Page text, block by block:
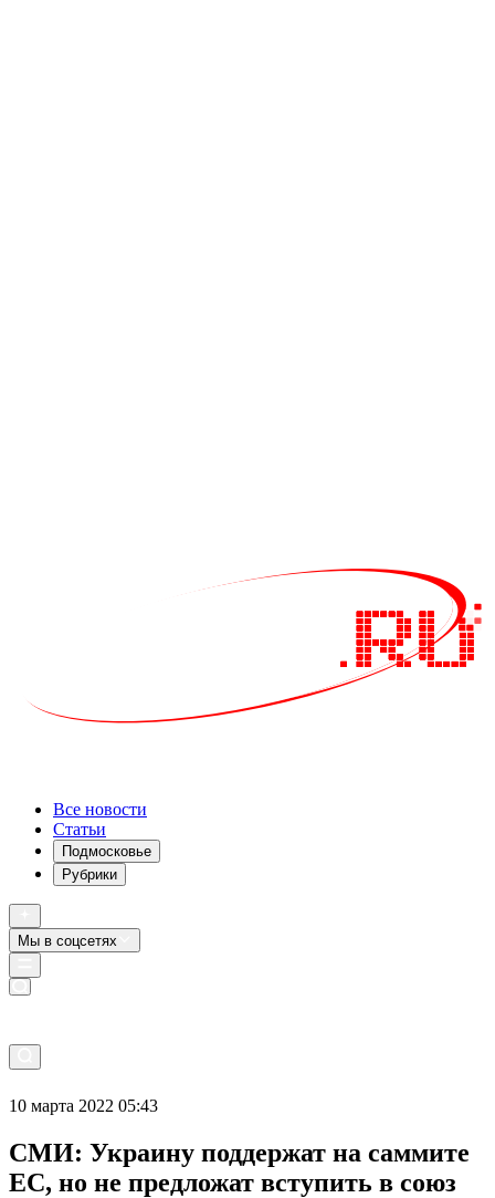
Все новости
Статьи
Подмосковье
Рубрики
Мы в соцсетях
10 марта 2022 05:43
СМИ: Украину поддержат на саммите
ЕС, но не предложат вступить в союз